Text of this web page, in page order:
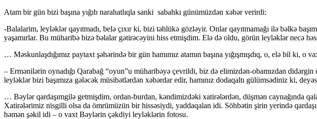
Atam bir gün bizi başına yığıb narahatlıqla sanki sabahkı günümüzdən xəbər verirdi:
-Balalarim, leyləklər qayıtmadı, belə çıxır ki, bizi təhlükə gözləyir. Onlar qayıtmamağı ilə bəlkə
yaşamırlar. Bu müharibə bizə bəlalar gətirəcəyini hiss etmişdim. Elə də oldu, görün leyləklər necə
… Məskunlaşdığımız paytaxt şəhərində bir gün hamımız atamın başına yığışmışdıq, o, elə bil ki, o
– Ermənilərin oynadığı Qarabağ “oyun”u müharibəyə çevrildi, biz də elimizdən-obamızdan
leyləklər bizi başımıza gələcək müsibətlərdən xəbərdar edir, hamınız dodaqaltı gülümsədiniz ki,
… Bəylər qardaşımgilə getmişdim, ordan-burdan, kəndimizdəki xatirələrdən, düşmən caynağında
Xatirələrimiz nisgilli olsa da ömrümüzün bir hissəsiydi, yaddaqalan idi. Söhbətin şirin yerində
həmən şəkil idi – o vaxt Bəylərin çəkdiyi leyləklərin fotosu.